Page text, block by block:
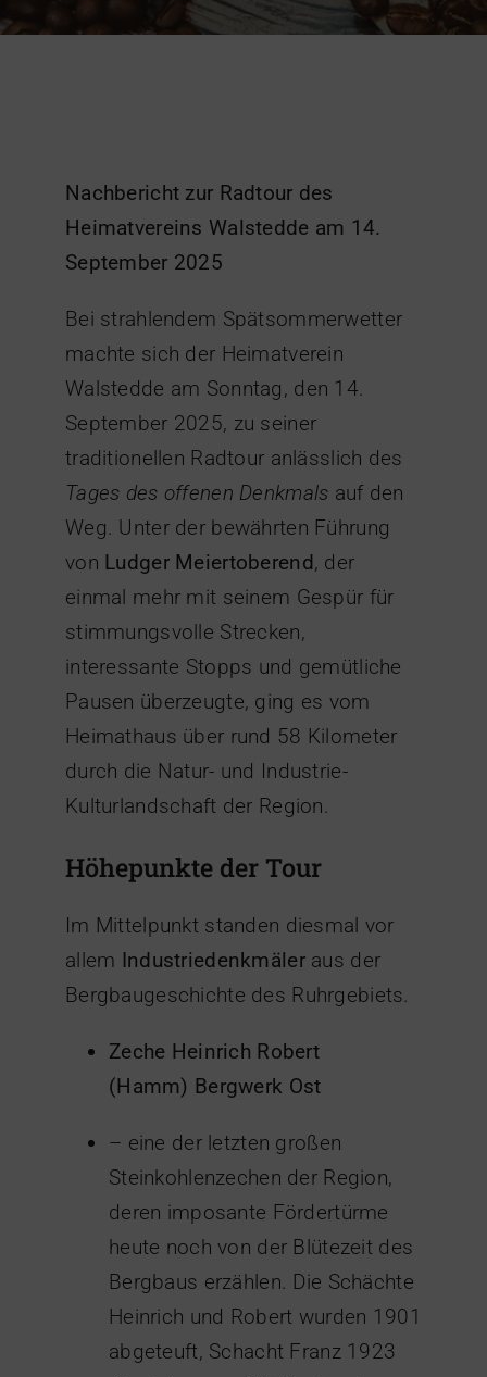
Nachbericht zur Radtour des
Heimatvereins Walstedde am 14.
September 2025
Bei strahlendem Spätsommerwetter
machte sich der Heimatverein
Walstedde am Sonntag, den 14.
September 2025, zu seiner
traditionellen Radtour anlässlich des
Tages des offenen Denkmals auf den
Weg. Unter der bewährten Führung
von Ludger Meiertoberend, der
einmal mehr mit seinem Gespür für
stimmungsvolle Strecken,
interessante Stopps und gemütliche
Pausen überzeugte, ging es vom
Heimathaus über rund 58 Kilometer
durch die Natur- und Industrie-
Kulturlandschaft der Region.
Höhepunkte der Tour
Im Mittelpunkt standen diesmal vor
allem Industriedenkmäleraus der
Bergbaugeschichte des Ruhrgebiets.
Zeche Heinrich Robert
(Hamm) Bergwerk Ost
– eine der letzten großen
Steinkohlenzechen der Region,
deren imposante Fördertürme
heute noch von der Blütezeit des
Bergbaus erzählen. Die Schächte
Heinrich und Robert wurden 1901
abgeteuft, Schacht Franz 1923